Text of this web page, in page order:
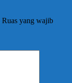
Ruas yang wajib